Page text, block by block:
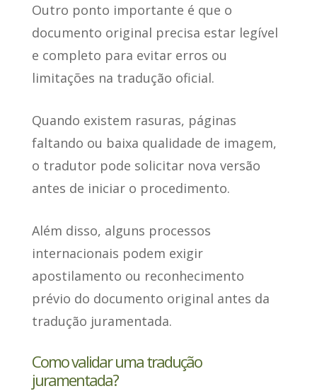
Outro ponto importante é que o
documento original precisa estar legível
e completo para evitar erros ou
limitações na tradução oficial.
Quando existem rasuras, páginas
faltando ou baixa qualidade de imagem,
o tradutor pode solicitar nova versão
antes de iniciar o procedimento.
Além disso, alguns processos
internacionais podem exigir
apostilamento ou reconhecimento
prévio do documento original antes da
tradução juramentada.
Como validar uma tradução
juramentada?